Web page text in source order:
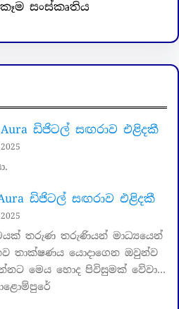
සංස්කෘතිය
Aura ඩිජිටල් සඟරාව එළිදකී
ඩිජිටල් සඟරාව එළිදකී
තරුණ තරුණියන් මාධ්‍යයෙන්
තාක්ෂණය යොදාගෙන ඔවුන්ව
මෙය හොද පිවිසුමක් වේවා…